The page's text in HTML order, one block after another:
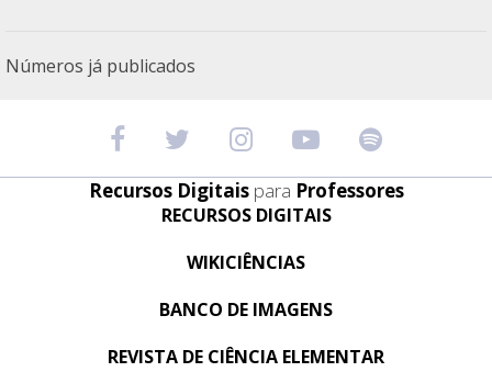
Números já publicados
Recursos Digitais para Professores
RECURSOS DIGITAIS
WIKICIÊNCIAS
BANCO DE IMAGENS
REVISTA DE CIÊNCIA ELEMENTAR